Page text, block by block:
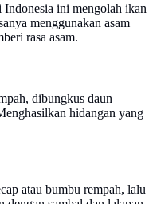
ini mengolah ikan
menggunakan asam
rasa asam.
dibungkus daun
hidangan yang
atau bumbu rempah, lalu